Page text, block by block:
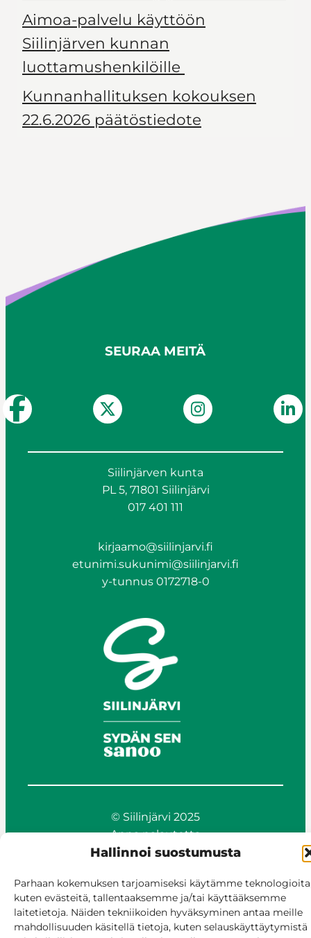
Hallinnoi suostumusta
Parhaan kokemuksen tarjoamiseksi käytämme
kuten evästeitä, tallentaaksemme ja/tai käyttääksemme
laitetietoja. Näiden tekniikoiden hyväksyminen antaa meille
mahdollisuuden käsitellä tietoja, kuten selauskäyttäytymistä
Aimoa-palvelu käyttöön
Siilinjärven kunnan
luottamushenkilöille
Kunnanhallituksen kokouksen
22.6.2026 päätöstiedote
SEURAA MEITÄ
Siilinjärven kunta
PL 5, 71801 Siilinjärvi
017 401 111
kirjaamo@siilinjarvi.fi
etunimi.sukunimi@siilinjarvi.fi
y-tunnus 0172718-0
© Siilinjärvi 2025
Anna palautetta
Asioi verkossa
Saavutettavuus
Evästekäytäntö
Hallitse suostumusta